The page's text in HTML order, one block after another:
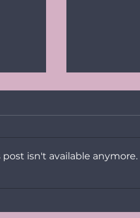
Tallinn
isn't available